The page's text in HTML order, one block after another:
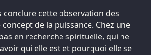
conclure cette observation des
de la puissance. Chez une
en recherche spirituelle, qui ne
qui elle est et pourquoi elle se